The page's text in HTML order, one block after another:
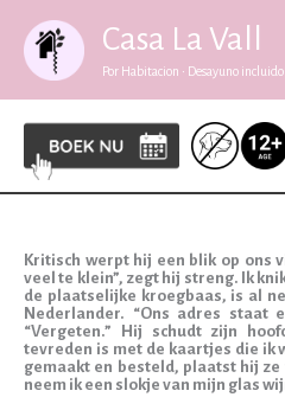
inhoud
Casa La Vall
Por Habitacion • Desayuno incluido
09/01/2024
Kritisch werpt hij een blik op ons
veel te klein”, zegt hij streng. Ik
de plaatselijke kroegbaas, is al
Nederlander. “Ons adres staat
“Vergeten.” Hij schudt zijn
tevreden is met de kaartjes die ik
gemaakt en besteld, plaatst hij
neem ik een slokje van mijn glas